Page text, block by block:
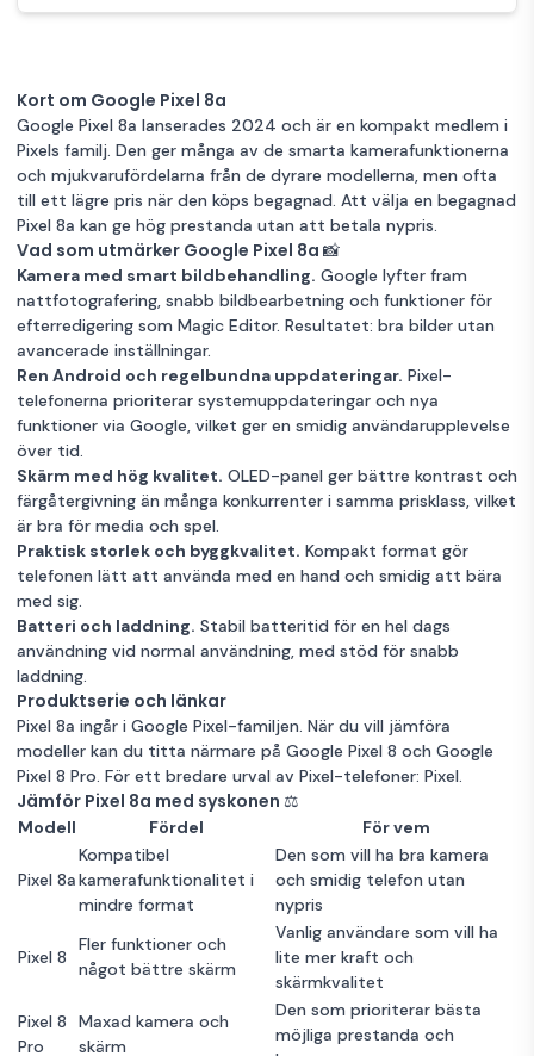
Mycket bra skick Vit 8GB RAM
Google Pixel 8a
128 GB Dual-
SIM Bay
3 925 kr
Mycket bra skick 8GB RAM 128GB Lagring
Garanti 12 mån
Google Pixel 8a
256 GB Dual-
SIM obsidian
4 735 kr
Mycket bra skick Svart 8GB RAM
256GB Lagring Garanti 12 mån
obsidian
Garanti 12 mån
Google Pixel 8a
256 GB Dual-
SIM obsidian
6 289 kr
Nyskick Svart 8GB RAM
256GB Lagring Garanti 12 mån
Okänt skick 8GB RAM 128GB Lagring
Garanti 12 mån
Google Pixel 8a
128 GB Dual-SIM
obsidian
4 335 kr
Okänt skick Svart 8GB RAM
128GB Lagring Garanti 12 mån
Kort om Google Pixel 8a
Google Pixel 8a lanserades 2024 och är en kompakt medlem i
Pixels familj. Den ger många av de smarta kamerafunktionerna
och mjukvarufördelarna från de dyrare modellerna, men ofta
till ett lägre pris när den köps begagnad. Att välja en begagnad
Pixel 8a kan ge hög prestanda utan att betala nypris.
Vad som utmärker Google Pixel 8a 📸
Kamera med smart bildbehandling. Google lyfter fram
nattfotografering, snabb bildbearbetning och funktioner för
efterredigering som Magic Editor. Resultatet: bra bilder utan
avancerade inställningar.
Ren Android och regelbundna uppdateringar. Pixel-
telefonerna prioriterar systemuppdateringar och nya
funktioner via Google, vilket ger en smidig användarupplevelse
över tid.
Skärm med hög kvalitet. OLED-panel ger bättre kontrast och
färgåtergivning än många konkurrenter i samma prisklass, vilket
är bra för media och spel.
Praktisk storlek och byggkvalitet. Kompakt format gör
telefonen lätt att använda med en hand och smidig att bära
med sig.
Batteri och laddning. Stabil batteritid för en hel dags
användning vid normal användning, med stöd för snabb
laddning.
Produktserie och länkar
Pixel 8a ingår i Google Pixel-familjen. När du vill jämföra
modeller kan du titta närmare på Google Pixel 8 och Google
Pixel 8 Pro. För ett bredare urval av Pixel-telefoner: Pixel.
Jämför Pixel 8a med syskonen ⚖️
Modell Fördel För vem
Pixel 8a
Kompatibel
kamerafunktionalitet i
mindre format
Den som vill ha bra kamera
och smidig telefon utan
nypris
Pixel 8
Fler funktioner och
något bättre skärm
Vanlig användare som vill ha
lite mer kraft och
skärmkvalitet
Pixel 8
Pro
Maxad kamera och
skärm
Den som prioriterar bästa
möjliga prestanda och